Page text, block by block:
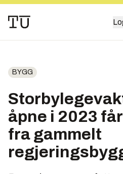
BYGG
åpne i 2023
fra gammelt